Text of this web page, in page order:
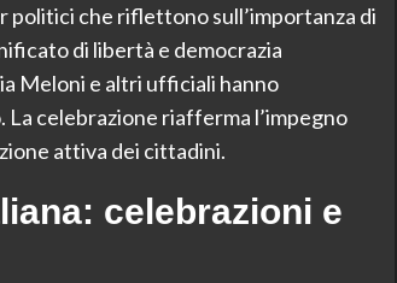
politici che riflettono sull’importanza di
di libertà e democrazia
Meloni e altri ufficiali hanno
celebrazione riafferma l’impegno
attiva dei cittadini.
celebrazioni e